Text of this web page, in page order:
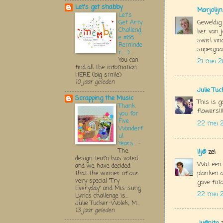
ker van
swirl
21 mei
Julie
This is
flowers!!!
22 mei
Ilj@zei
Wat een
planken
gave
22 mei
Let's get shabby
Let's
Get Arty
Challeng
e #68
Reminde
r.....:) -
You can
find all the infomation
HERE (big smile)
10 jaar geleden
Scrapping the Music
Thank
you for
Five
Wonderf
ul
Years... -
The
design team has voted
and we have decided
that the winner of our
very special "Try
Everyday" and Mis-sung
Lyrics challenge is...
Julie Tucker-Wolek, M...
13 jaar geleden